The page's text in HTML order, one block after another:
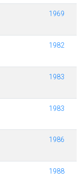
1969
1982
1983
1983
1986
1988